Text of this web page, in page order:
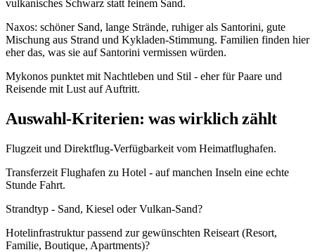
vulkanisches Schwarz statt feinem Sand.
Naxos: schöner Sand, lange Strände, ruhiger als Santorini, gute
Mischung aus Strand und Kykladen-Stimmung. Familien finden hier
eher das, was sie auf Santorini vermissen würden.
Mykonos punktet mit Nachtleben und Stil - eher für Paare und
Reisende mit Lust auf Auftritt.
Auswahl-Kriterien: was wirklich zählt
Flugzeit und Direktflug-Verfügbarkeit vom Heimatflughafen.
Transferzeit Flughafen zu Hotel - auf manchen Inseln eine echte
Stunde Fahrt.
Strandtyp - Sand, Kiesel oder Vulkan-Sand?
Hotelinfrastruktur passend zur gewünschten Reiseart (Resort,
Familie, Boutique, Apartments)?